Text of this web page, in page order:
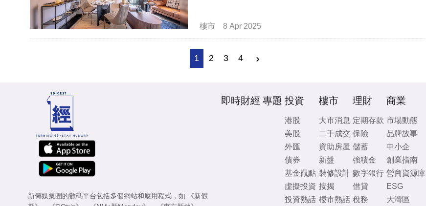
樓市 8 Apr 2025
1 2 3 4
新傳媒集團的數碼平台包括多個網站和應用程式，如
《新假
即時財經 專題 投資
港股
美股
外匯
債券
基金觀點
虛擬投資
投資熱話
樓市
大市消息
二手成交
資助房屋
新盤
裝修設計
按揭
樓市熱話
理財
定期存款
保險
儲蓄
強積金
數字銀行
借貸
稅務
商業
市場動態
品牌故事
中小企
創業指南
營商資源庫
ESG
大灣區